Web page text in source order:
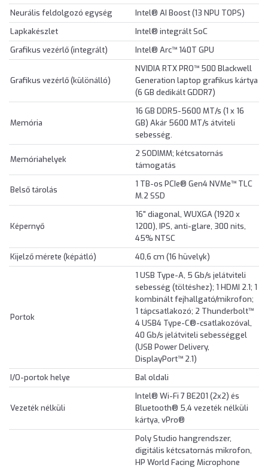
Neurális feldolgozó egység
Intel® AI Boost (13 NPU TOPS)
Lapkakészlet
Intel® integrált SoC
Grafikus vezérlő (integrált)
Intel® Arc™ 140T GPU
Grafikus vezérlő (különálló)
NVIDIA RTX PRO™ 500 Blackwell
Generation laptop grafikus kártya
(6 GB dedikált GDDR7)
Memória
16 GB DDR5-5600 MT/s (1 x 16
GB) Akár 5600 MT/s átviteli
sebesség.
Memóriahelyek
2 SODIMM; kétcsatornás
támogatás
Belső tárolás
1 TB-os PCIe® Gen4 NVMe™ TLC
M.2 SSD
Képernyő
16" diagonal, WUXGA (1920 x
1200), IPS, anti-glare, 300 nits,
45% NTSC
Kijelző mérete (képátló)
40,6 cm (16 hüvelyk)
Portok
1 USB Type-A, 5 Gb/s jelátviteli
sebesség (töltéshez); 1 HDMI 2.1; 1
kombinált fejhallgató/mikrofon;
1 tápcsatlakozó; 2 Thunderbolt™
4 USB4 Type-C®-csatlakozóval,
40 Gb/s jelátviteli sebességgel
(USB Power Delivery,
DisplayPort™ 2.1)
I/O-portok helye
Bal oldali
Vezeték nélküli
Intel® Wi-Fi 7 BE201 (2x2) és
Bluetooth® 5,4 vezeték nélküli
kártya, vPro®
Poly Studio hangrendszer,
digitális kétcsatornás mikrofon,
HP World Facing Microphone